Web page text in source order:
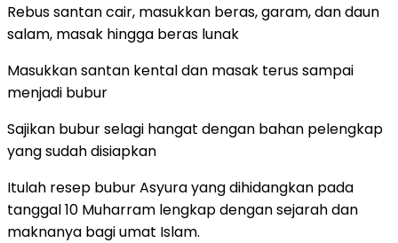
Rebus santan cair, masukkan beras, garam, dan daun
salam, masak hingga beras lunak
Masukkan santan kental dan masak terus sampai
menjadi bubur
Sajikan bubur selagi hangat dengan bahan pelengkap
yang sudah disiapkan
Itulah resep bubur Asyura yang dihidangkan pada
tanggal 10 Muharram lengkap dengan sejarah dan
maknanya bagi umat Islam.